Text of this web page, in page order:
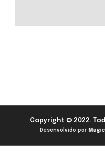
Copyright © 2022.
Desenvolvido por